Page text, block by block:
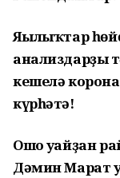
Яңылыҡтар
анализдарҙың
кешелә
күрһәтә!
Ошо уңайҙан
Дәмин Марат